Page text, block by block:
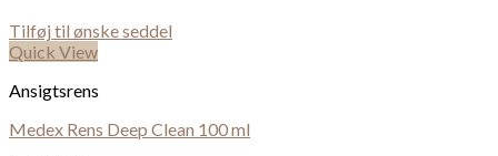
Tilføj til ønske seddel
Quick View
Ansigtsrens
Medex Rens Deep Clean 100 ml